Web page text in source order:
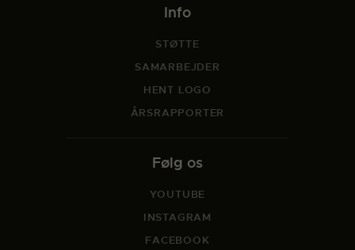
Info
STØTTE
SAMARBEJDER
HENT LOGO
ÅRSRAPPORTER
Følg os
YOUTUBE
INSTAGRAM
FACEBOOK